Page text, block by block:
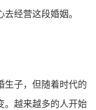
经营这段婚姻。
生子，但随着时代的
。越来越多的人开始